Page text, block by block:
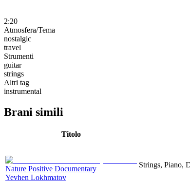
2:20
Atmosfera/Tema
nostalgic
travel
Strumenti
guitar
strings
Altri tag
instrumental
Brani simili
Titolo
Nature Positive Documentary
Yevhen Lokhmatov
Strings, Piano,